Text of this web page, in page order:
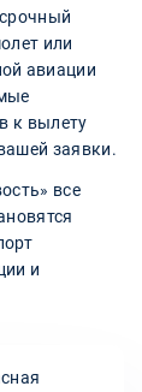
или
авиации
к вылету
заявки.
все
и